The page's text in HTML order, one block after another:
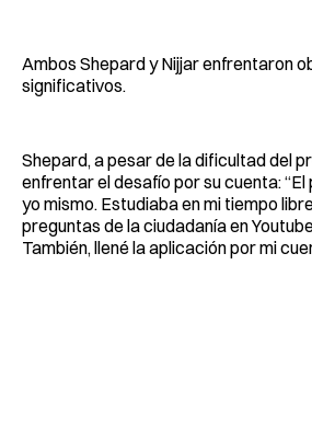
Ambos Shepard y Nijjar enfrentaron
significativos.
Shepard, a pesar de la dificultad del
enfrentar el desafío por su cuenta:
yo mismo. Estudiaba en mi tiempo
preguntas de la ciudadanía en
También, llené la aplicación por mi